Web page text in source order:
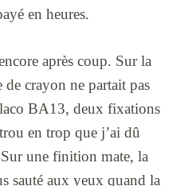
en heures.
après coup. Sur la
de crayon ne partait pas
BA13, deux fixations
en trop que j’ai dû
une finition mate, la
sauté aux yeux quand la